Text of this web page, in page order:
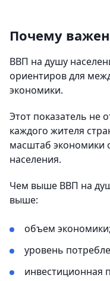
Почему важен
ВВП на душу
ориентиров для
экономики.
Этот показатель не
каждого жителя
масштаб экономики
населения.
Чем выше ВВП на
выше:
объем экономики;
уровень
инвестиционная